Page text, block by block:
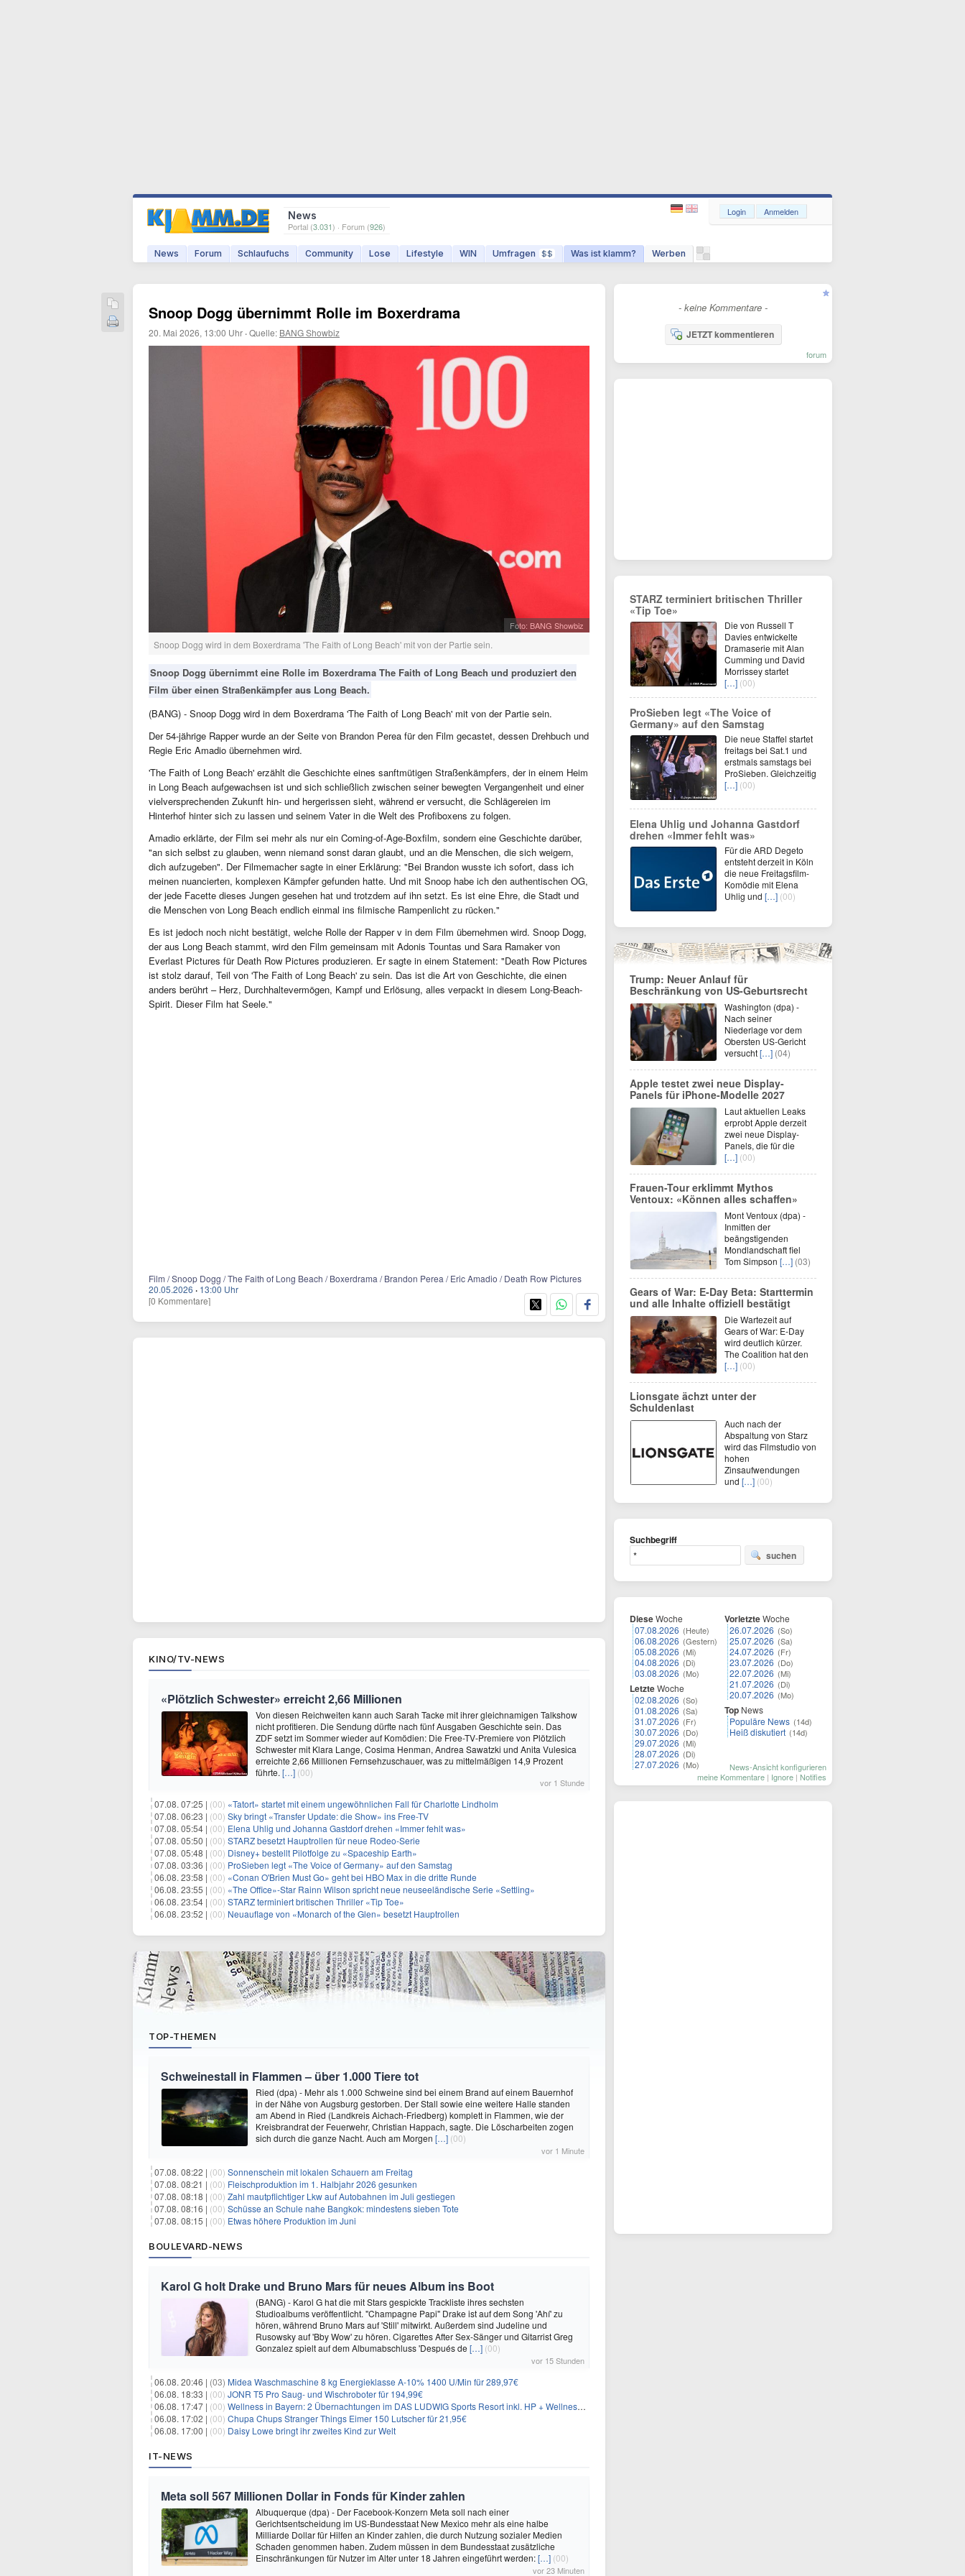
News
Portal (3.031) · Forum (926)
News Forum Schlaufuchs Community Lose Lifestyle WIN Umfragen $$ Was ist klamm? Werben
Login Anmelden
Snoop Dogg übernimmt Rolle im Boxerdrama
20. Mai 2026, 13:00 Uhr ·Quelle: BANG Showbiz
Foto: BANG Showbiz
Snoop Dogg wird in dem Boxerdrama 'The Faith of Long Beach' mit von der Partie sein.
Snoop Dogg übernimmt eine Rolle im Boxerdrama The Faith of Long Beach und produziert den
Film über einen Straßenkämpfer aus Long Beach.
(BANG) - Snoop Dogg wird in dem Boxerdrama 'The Faith of Long Beach' mit von der Partie sein.
Der 54-jährige Rapper wurde an der Seite von Brandon Perea für den Film gecastet, dessen Drehbuch und
Regie Eric Amadio übernehmen wird.
'The Faith of Long Beach' erzählt die Geschichte eines sanftmütigen Straßenkämpfers, der in einem Heim
in Long Beach aufgewachsen ist und sich schließlich zwischen seiner bewegten Vergangenheit und einer
vielversprechenden Zukunft hin- und hergerissen sieht, während er versucht, die Schlägereien im
Hinterhof hinter sich zu lassen und seinem Vater in die Welt des Profiboxens zu folgen.
Amadio erklärte, der Film sei mehr als nur ein Coming-of-Age-Boxfilm, sondern eine Geschichte darüber,
"an sich selbst zu glauben, wenn niemand sonst daran glaubt, und an die Menschen, die sich weigern,
dich aufzugeben". Der Filmemacher sagte in einer Erklärung: "Bei Brandon wusste ich sofort, dass ich
meinen nuancierten, komplexen Kämpfer gefunden hatte. Und mit Snoop habe ich den authentischen OG,
der jede Facette dieses Jungen gesehen hat und trotzdem auf ihn setzt. Es ist eine Ehre, die Stadt und
die Menschen von Long Beach endlich einmal ins filmische Rampenlicht zu rücken."
Es ist jedoch noch nicht bestätigt, welche Rolle der Rapper v in dem Film übernehmen wird. Snoop Dogg,
der aus Long Beach stammt, wird den Film gemeinsam mit Adonis Tountas und Sara Ramaker von
Everlast Pictures für Death Row Pictures produzieren. Er sagte in einem Statement: "Death Row Pictures
ist stolz darauf, Teil von 'The Faith of Long Beach' zu sein. Das ist die Art von Geschichte, die einen
anders berührt – Herz, Durchhaltevermögen, Kampf und Erlösung, alles verpackt in diesem Long-Beach-
Spirit. Dieser Film hat Seele."
Film / Snoop Dogg / The Faith of Long Beach / Boxerdrama / Brandon Perea / Eric Amadio / Death Row Pictures
20.05.2026 · 13:00 Uhr
[0 Kommentare]
KINO/TV-NEWS
«Plötzlich Schwester» erreicht 2,66 Millionen
Von diesen Reichweiten kann auch Sarah Tacke mit ihrer gleichnamigen Talkshow
nicht profitieren. Die Sendung dürfte nach fünf Ausgaben Geschichte sein. Das
ZDF setzt im Sommer wieder auf Komödien: Die Free-TV-Premiere von Plötzlich
Schwester mit Klara Lange, Cosima Henman, Andrea Sawatzki und Anita Vulesica
erreichte 2,66 Millionen Fernsehzuschauer, was zu mittelmäßigen 14,9 Prozent
führte. […] (00)
vor 1 Stunde
07.08. 07:25 | (00) «Tatort» startet mit einem ungewöhnlichen Fall für Charlotte Lindholm
07.08. 06:23 | (00) Sky bringt «Transfer Update: die Show» ins Free-TV
07.08. 05:54 | (00) Elena Uhlig und Johanna Gastdorf drehen «Immer fehlt was»
07.08. 05:50 | (00) STARZ besetzt Hauptrollen für neue Rodeo-Serie
07.08. 05:48 | (00) Disney+ bestellt Pilotfolge zu «Spaceship Earth»
07.08. 03:36 | (00) ProSieben legt «The Voice of Germany» auf den Samstag
06.08. 23:58 | (00) «Conan O'Brien Must Go» geht bei HBO Max in die dritte Runde
06.08. 23:55 | (00) «The Office»-Star Rainn Wilson spricht neue neuseeländische Serie «Settling»
06.08. 23:54 | (00) STARZ terminiert britischen Thriller «Tip Toe»
06.08. 23:52 | (00) Neuauflage von «Monarch of the Glen» besetzt Hauptrollen
TOP-THEMEN
Schweinestall in Flammen – über 1.000 Tiere tot
Ried (dpa) - Mehr als 1.000 Schweine sind bei einem Brand auf einem Bauernhof
in der Nähe von Augsburg gestorben. Der Stall sowie eine weitere Halle standen
am Abend in Ried (Landkreis Aichach-Friedberg) komplett in Flammen, wie der
Kreisbrandrat der Feuerwehr, Christian Happach, sagte. Die Löscharbeiten zogen
sich durch die ganze Nacht. Auch am Morgen […] (00)
vor 1 Minute
07.08. 08:22 | (00) Sonnenschein mit lokalen Schauern am Freitag
07.08. 08:21 | (00) Fleischproduktion im 1. Halbjahr 2026 gesunken
07.08. 08:18 | (00) Zahl mautpflichtiger Lkw auf Autobahnen im Juli gestiegen
07.08. 08:16 | (00) Schüsse an Schule nahe Bangkok: mindestens sieben Tote
07.08. 08:15 | (00) Etwas höhere Produktion im Juni
BOULEVARD-NEWS
Karol G holt Drake und Bruno Mars für neues Album ins Boot
(BANG) - Karol G hat die mit Stars gespickte Trackliste ihres sechsten
Studioalbums veröffentlicht. "Champagne Papi" Drake ist auf dem Song 'Ahí' zu
hören, während Bruno Mars auf 'Still' mitwirkt. Außerdem sind Judeline und
Rusowsky auf 'Bby Wow' zu hören. Cigarettes After Sex-Sänger und Gitarrist Greg
Gonzalez spielt auf dem Albumabschluss 'Después de […] (00)
vor 15 Stunden
06.08. 20:46 | (03) Midea Waschmaschine 8 kg Energieklasse A-10% 1400 U/Min für 289,97€
06.08. 18:33 | (00) JONR T5 Pro Saug- und Wischroboter für 194,99€
06.08. 17:47 | (00) Wellness in Bayern: 2 Übernachtungen im DAS LUDWIG Sports Resort inkl. HP + Wellness ab 174€ p.P.
06.08. 17:02 | (00) Chupa Chups Stranger Things Eimer 150 Lutscher für 21,95€
06.08. 17:00 | (00) Daisy Lowe bringt ihr zweites Kind zur Welt
IT-NEWS
Meta soll 567 Millionen Dollar in Fonds für Kinder zahlen
Albuquerque (dpa) - Der Facebook-Konzern Meta soll nach einer
Gerichtsentscheidung im US-Bundesstaat New Mexico mehr als eine halbe
Milliarde Dollar für Hilfen an Kinder zahlen, die durch Nutzung sozialer Medien
Schaden genommen haben. Zudem müssen in dem Bundesstaat zusätzliche
Einschränkungen für Nutzer im Alter unter 18 Jahren eingeführt werden:[…] (00)
vor 23 Minuten
- keine Kommentare -
JETZT kommentieren
forum
STARZ terminiert britischen Thriller
«Tip Toe»
Die von Russell T
Davies entwickelte
Dramaserie mit Alan
Cumming und David
Morrissey startet
[…] (00)
ProSieben legt «The Voice of
Germany» auf den Samstag
Die neue Staffel startet
freitags bei Sat.1 und
erstmals samstags bei
ProSieben. Gleichzeitig
[…] (00)
Elena Uhlig und Johanna Gastdorf
drehen «Immer fehlt was»
Für die ARD Degeto
entsteht derzeit in Köln
die neue Freitagsfilm-
Komödie mit Elena
Uhlig und […] (00)
Trump: Neuer Anlauf für
Beschränkung von US-Geburtsrecht
Washington (dpa) -
Nach seiner
Niederlage vor dem
Obersten US-Gericht
versucht[…] (04)
Apple testet zwei neue Display-
Panels für iPhone-Modelle 2027
Laut aktuellen Leaks
erprobt Apple derzeit
zwei neue Display-
Panels, die für die
[…] (00)
Frauen-Tour erklimmt Mythos
Ventoux: «Können alles schaffen»
Mont Ventoux (dpa) -
Inmitten der
beängstigenden
Mondlandschaft fiel
Tom Simpson […] (03)
Gears of War: E-Day Beta: Starttermin
und alle Inhalte offiziell bestätigt
Die Wartezeit auf
Gears of War: E-Day
wird deutlich kürzer.
The Coalition hat den
[…] (00)
Lionsgate ächzt unter der
Schuldenlast
Auch nach der
Abspaltung von Starz
wird das Filmstudio von
hohen
Zinsaufwendungen
und […] (00)
Suchbegriff
suchen
DieseWoche
07.08.2026 (Heute)
06.08.2026 (Gestern)
05.08.2026 (Mi)
04.08.2026 (Di)
03.08.2026 (Mo)
LetzteWoche
02.08.2026 (So)
01.08.2026 (Sa)
31.07.2026 (Fr)
30.07.2026 (Do)
29.07.2026 (Mi)
28.07.2026 (Di)
27.07.2026 (Mo)
VorletzteWoche
26.07.2026 (So)
25.07.2026 (Sa)
24.07.2026 (Fr)
23.07.2026 (Do)
22.07.2026 (Mi)
21.07.2026 (Di)
20.07.2026 (Mo)
Top News
Populäre News (14d)
Heiß diskutiert (14d)
News-Ansicht konfigurieren
meine Kommentare | Ignore | Notifies